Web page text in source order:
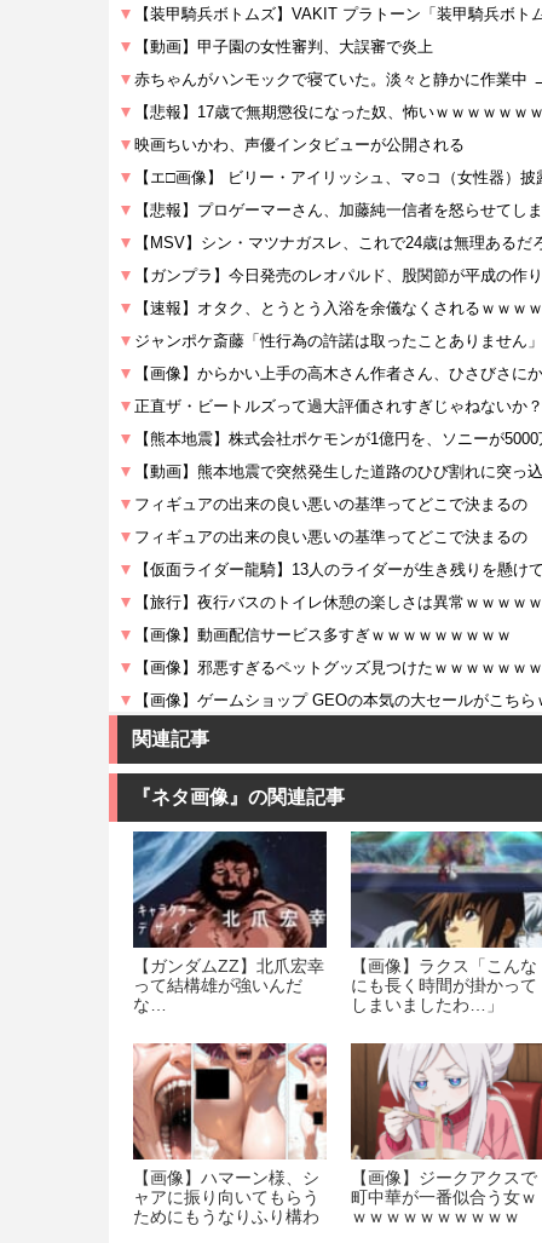
関連記事
『ネタ画像』の関連記事
【ガンダムΖΖ】北爪宏幸
って結構雄が強いんだ
な…
【画像】ラクス「こんな
にも長く時間が掛かって
しまいましたわ…」
【画像】ハマーン様、シ
ャアに振り向いてもらう
ためにもうなりふり構わ
【画像】ジークアクスで
町中華が一番似合う女ｗ
ｗｗｗｗｗｗｗｗｗｗ